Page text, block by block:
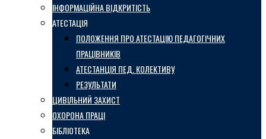
ІНФОРМАЦІЙНА ВІДКРИТІСТЬ
АТЕСТАЦІЯ
ПОЛОЖЕННЯ ПРО АТЕСТАЦІЮ ПЕДАГОГІЧНИХ
ПРАЦІВНИКІВ
АТЕСТАНЦІЯ ПЕД. КОЛЕКТИВУ
РЕЗУЛЬТАТИ
ЦИВІЛЬНИЙ ЗАХИСТ
ОХОРОНА ПРАЦІ
БІБЛІОТЕКА